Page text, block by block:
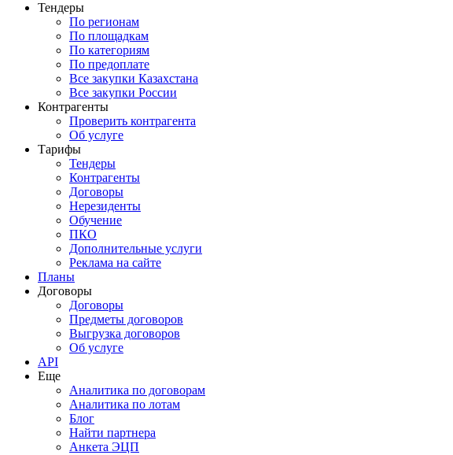
Тендеры
По регионам
По площадкам
По категориям
По предоплате
Все закупки Казахстана
Все закупки России
Контрагенты
Проверить контрагента
Об услуге
Тарифы
Тендеры
Контрагенты
Договоры
Нерезиденты
Обучение
ПКО
Дополнительные услуги
Реклама на сайте
Планы
Договоры
Договоры
Предметы договоров
Выгрузка договоров
Об услуге
API
Еще
Аналитика по договорам
Аналитика по лотам
Блог
Найти партнера
Анкета ЭЦП